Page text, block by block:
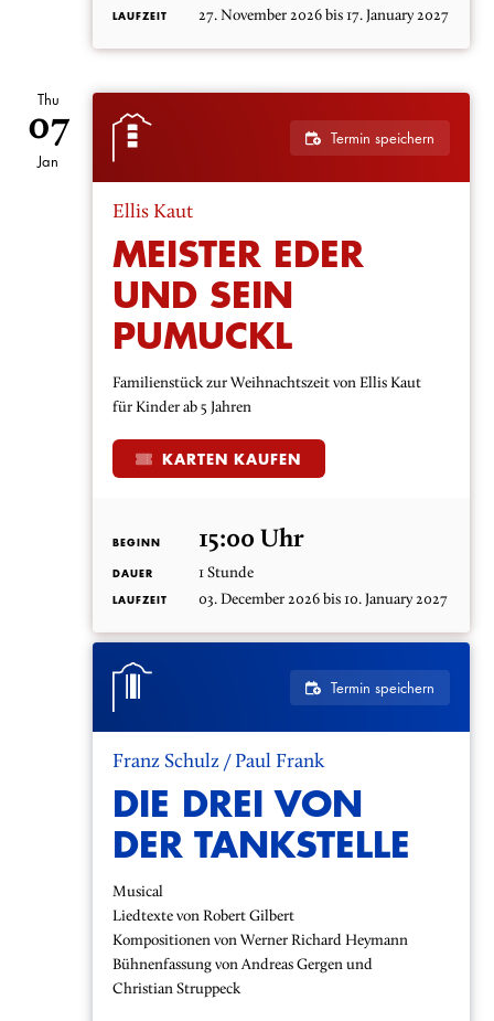
LAUFZEIT 27. November 2026 bis 17. January 2027
Thu
07
Jan
Termin speichern
Ellis Kaut
MEISTER EDER
UND SEIN
PUMUCKL
Familienstück zur Weihnachtszeit von Ellis Kaut
für Kinder ab 5 Jahren
KARTEN KAUFEN
BEGINN 15:00 Uhr
DAUER 1 Stunde
LAUFZEIT 03. December 2026 bis 10. January 2027
Termin speichern
Franz Schulz / Paul Frank
DIE DREI VON
DER TANKSTELLE
Musical
Liedtexte von Robert Gilbert
Kompositionen von Werner Richard Heymann
Bühnenfassung von Andreas Gergen und
Christian Struppeck